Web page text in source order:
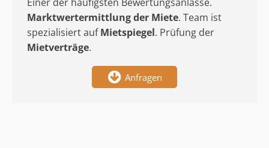
Marktwertermittlungder Miete. Team ist
spezialisiert aufMietspiegel. Prüfung der
Mietverträge.
Anfragen